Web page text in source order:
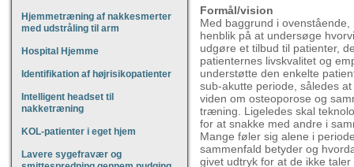
Hjemmetræning af nakkesmerter
med udstråling til arm
Hospital Hjemme
Identifikation af højrisikopatienter
Intelligent headset til
nakketræning
KOL-patienter i eget hjem
Lavere sygefravær og
Formål/vision
Med baggrund i
henblik på at undersøge
udgøre et tilbud til patienter,
patienternes livskvalitet og
understøtte den enkelte
sub-akutte periode, således
viden om osteoporose og
træning. Ligeledes skal
for at snakke med andre i
Mange føler sig alene i
sammenfald betyder og
givet udtryk for at de ikke